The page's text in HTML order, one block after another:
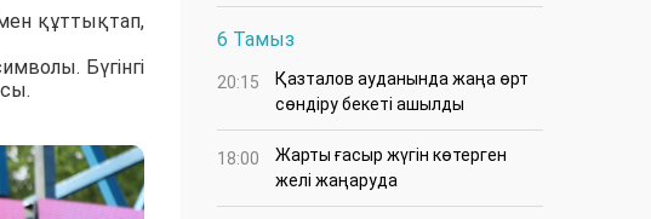
құттықтап,
Бүгінгі
6 Тамыз
20:15
Қазталов ауданында жаңа өрт
сөндіру бекеті ашылды
18:00
Жарты ғасыр жүгін көтерген
желі жаңаруда